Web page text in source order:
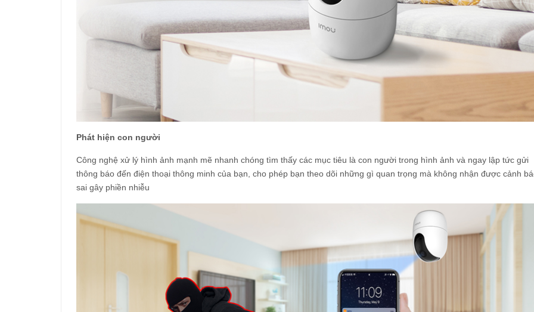
Phát hiện con người
Công nghệ xử lý hình ảnh mạnh mẽ nhanh chóng tìm thấy các mục tiêu là con người trong hình ảnh và ngay lập tức gửi
thông báo đến điện thoại thông minh của bạn, cho phép bạn theo dõi những gì quan trọng mà không nhận được cảnh
sai gây phiền nhiễu